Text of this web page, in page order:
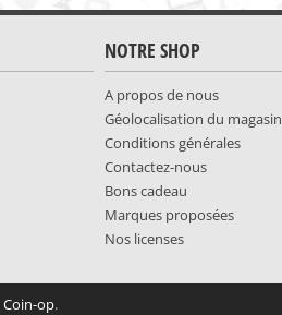
NOTRE SHOP
A propos de nous
Géolocalisation du magasin
Conditions générales
Contactez-nous
Bons cadeau
Marques proposées
Nos licenses
Coin-op.